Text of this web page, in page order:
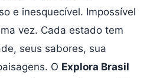
e inesquecível. Impossível
vez. Cada estado tem
seus sabores, sua
O Explora Brasil